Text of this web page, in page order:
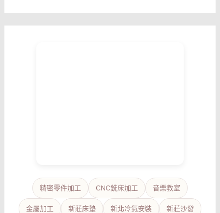
精密零件加工 CNC銑床加工 音樂教室
金屬加工 新莊床墊 新北冷氣安裝 新莊沙發